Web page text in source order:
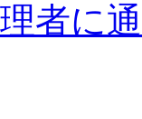
者に